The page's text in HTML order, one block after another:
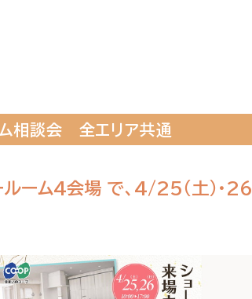
相談会 全エリア共通
ーム4会場 で、4/25（土）・